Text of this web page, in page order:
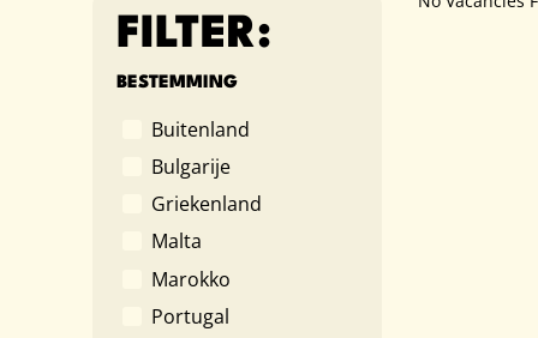
FILTER:
BESTEMMING
Buitenland
Bulgarije
Griekenland
Malta
Marokko
Portugal